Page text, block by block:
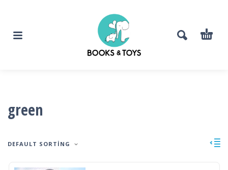
green
DEFAULT SORTING